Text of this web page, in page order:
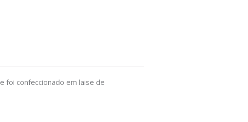
foi confeccionado em laise de